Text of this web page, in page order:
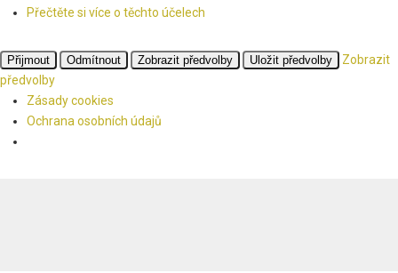
Přečtěte si více o těchto účelech
Přijmout Odmítnout Zobrazit předvolby Uložit předvolby
Zobrazit
předvolby
Zásady cookies
Ochrana osobních údajů